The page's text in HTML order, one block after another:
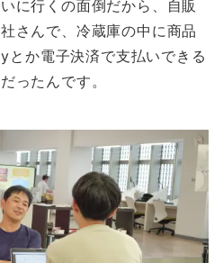
に行くの面倒だから、自販
さんで、冷蔵庫の中に商品
とか電子決済で支払いできる
ったんです。